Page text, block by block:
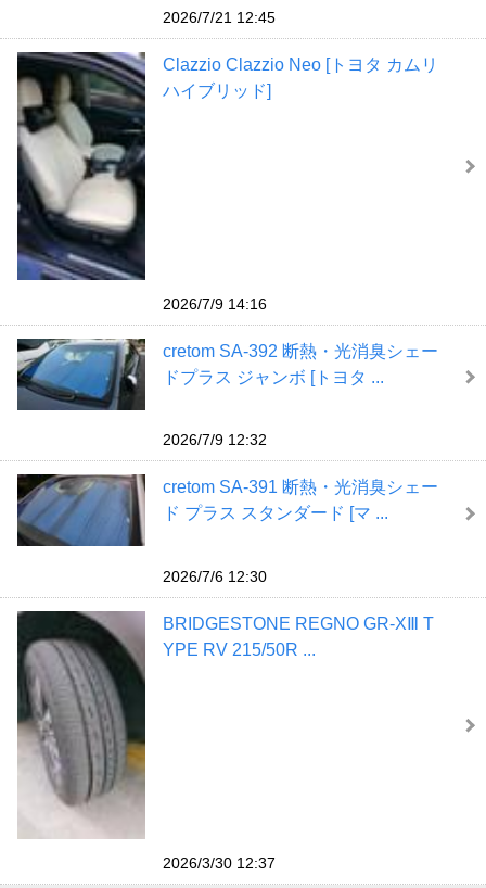
2026/7/21 12:45
Clazzio Clazzio Neo [トヨタ カムリ
ハイブリッド]
2026/7/9 14:16
cretom SA-392 断熱・光消臭シェー
ドプラス ジャンボ [トヨタ ...
2026/7/9 12:32
cretom SA-391 断熱・光消臭シェー
ド プラス スタンダード [マ ...
2026/7/6 12:30
BRIDGESTONE REGNO GR-XⅢ T
YPE RV 215/50R ...
2026/3/30 12:37